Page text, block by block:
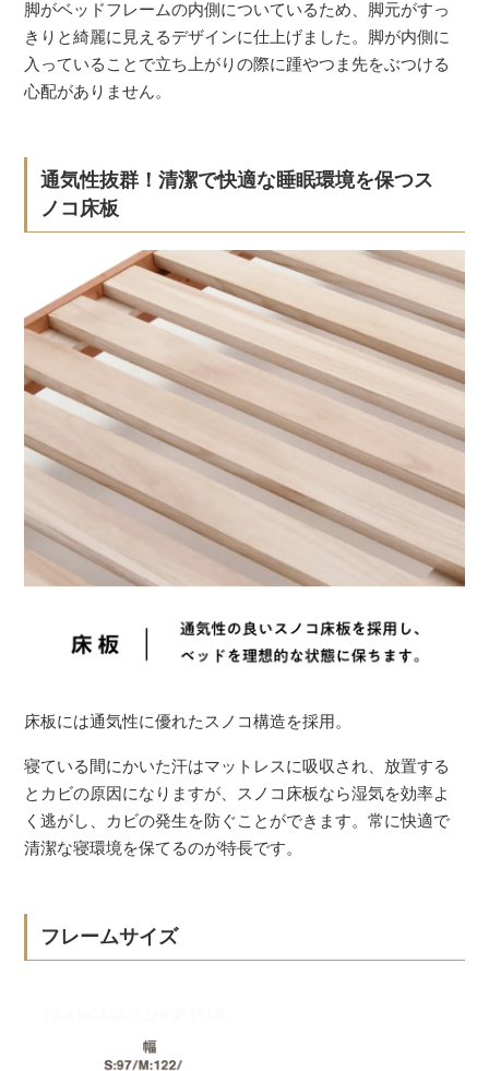
脚がベッドフレームの内側についているため、脚元がすっ
きりと綺麗に見えるデザインに仕上げました。脚が内側に
入っていることで立ち上がりの際に踵やつま先をぶつける
心配がありません。
通気性抜群！清潔で快適な睡眠環境を保つス
ノコ床板
床板には通気性に優れたスノコ構造を採用。
寝ている間にかいた汗はマットレスに吸収され、放置する
とカビの原因になりますが、スノコ床板なら湿気を効率よ
く逃がし、カビの発生を防ぐことができます。常に快適で
清潔な寝環境を保てるのが特長です。
フレームサイズ